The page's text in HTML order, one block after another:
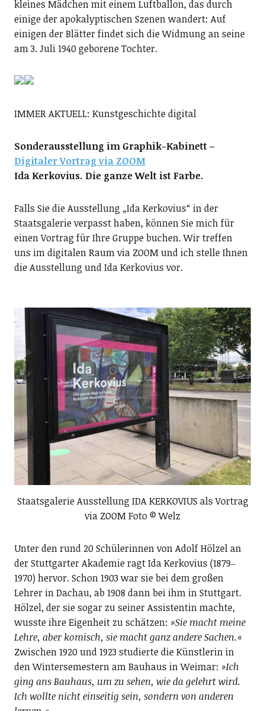
kleines Mädchen mit einem Luftballon, das durch
einige der apokalyptischen Szenen wandert: Auf
einigen der Blätter findet sich die Widmung an seine
am 3. Juli 1940 geborene Tochter.
IMMER AKTUELL: Kunstgeschichte digital
Sonderausstellung im Graphik-Kabinett –
Digitaler Vortrag via ZOOM
Ida Kerkovius. Die ganze Welt ist Farbe.
Falls Sie die Ausstellung „Ida Kerkovius“ in der
Staatsgalerie verpasst haben, können Sie mich für
einen Vortrag für Ihre Gruppe buchen. Wir treffen
uns im digitalen Raum via ZOOM und ich stelle Ihnen
die Ausstellung und Ida Kerkovius vor.
Staatsgalerie Ausstellung IDA KERKOVIUS als Vortrag
via ZOOM Foto © Welz
Unter den rund 20 Schülerinnen von Adolf Hölzel an
der Stuttgarter Akademie ragt Ida Kerkovius (1879‒
1970) hervor. Schon 1903 war sie bei dem großen
Lehrer in Dachau, ab 1908 dann bei ihm in Stuttgart.
Hölzel, der sie sogar zu seiner Assistentin machte,
wusste ihre Eigenheit zu schätzen: »Sie macht meine
Lehre, aber komisch, sie macht ganz andere Sachen.«
Zwischen 1920 und 1923 studierte die Künstlerin in
den Wintersemestern am Bauhaus in Weimar: »Ich
ging ans Bauhaus, um zu sehen, wie da gelehrt wird.
Ich wollte nicht einseitig sein, sondern von anderen